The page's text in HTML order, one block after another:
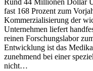
Rund 44 Millionen Dollar
fast 168 Prozent zum
Kommerzialisierung der
Unternehmen liefert
reinen Forschungslabor
Entwicklung ist das
zunehmend bei einer
nicht…